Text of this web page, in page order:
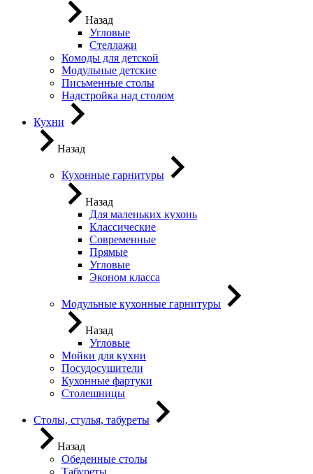
Назад
Угловые
Стеллажи
Комоды для детской
Модульные детские
Письменные столы
Надстройка над столом
Кухни
Назад
Кухонные гарнитуры
Назад
Для маленьких кухонь
Классические
Современные
Прямые
Угловые
Эконом класса
Модульные кухонные гарнитуры
Назад
Угловые
Мойки для кухни
Посудосушители
Кухонные фартуки
Столешницы
Столы, стулья, табуреты
Назад
Обеденные столы
Табуреты